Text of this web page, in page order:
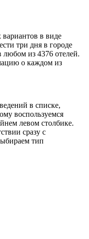
в виде
три дня в городе
любом из 4376 отелей.
о каждом из
в списке,
воспользуемся
левом столбике.
сразу с
тип